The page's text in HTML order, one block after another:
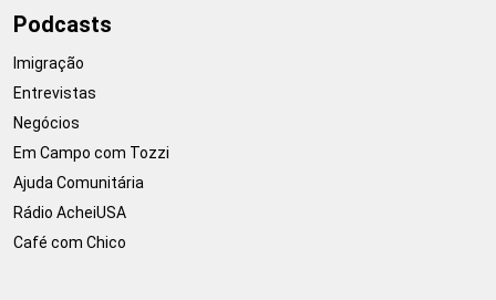
Podcasts
Imigração
Entrevistas
Negócios
Em Campo com Tozzi
Ajuda Comunitária
Rádio AcheiUSA
Café com Chico